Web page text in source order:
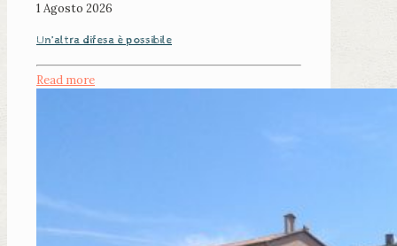
1 Agosto 2026
Un’altra difesa è possibile
Read more